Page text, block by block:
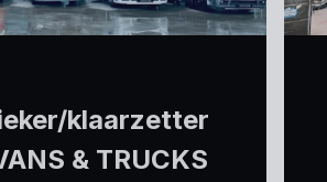
klaarzetter
& TRUCKS